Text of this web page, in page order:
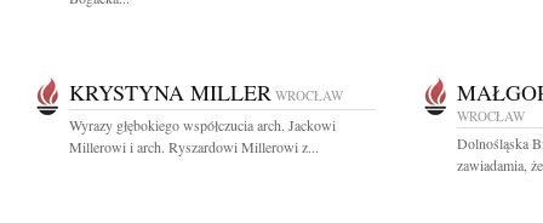
KRYSTYNA MILLER WROCŁAW
Wyrazy głębokiego współczucia arch. Jackowi
Millerowi i arch. Ryszardowi Millerowi z...
WROCŁAW
Dolnośląska
zawiadamia,